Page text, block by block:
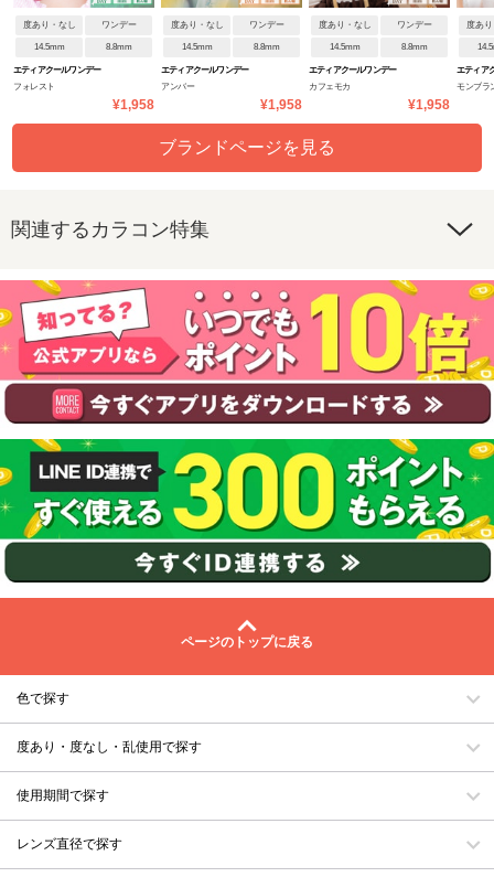
度あり・なし ワンデー
14.5mm 8.8mm
エティアクールワンデー
フォレスト
¥1,958
度あり・なし ワンデー
14.5mm 8.8mm
エティアクールワンデー
アンバー
¥1,958
度あり・なし ワンデー
14.5mm 8.8mm
エティアクールワンデー
カフェモカ
¥1,958
度あ
エティア
モンブラ
ブランドページを見る
関連するカラコン特集
ページのトップに戻る
色で探す
度あり・度なし・乱使用で探す
使用期間で探す
レンズ直径で探す